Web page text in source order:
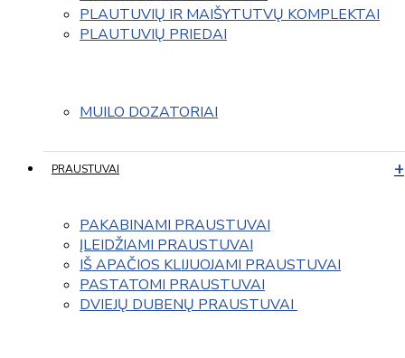
PLAUTUVIŲ IR MAIŠYTUTVŲ KOMPLEKTAI
PLAUTUVIŲ PRIEDAI
MUILO DOZATORIAI
PRAUSTUVAI
PAKABINAMI PRAUSTUVAI
ĮLEIDŽIAMI PRAUSTUVAI
IŠ APAČIOS KLIJUOJAMI PRAUSTUVAI
PASTATOMI PRAUSTUVAI
DVIEJŲ DUBENŲ PRAUSTUVAI